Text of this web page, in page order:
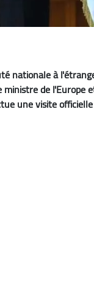
nationale à
de l'Europe
une visite